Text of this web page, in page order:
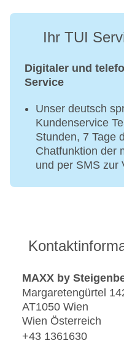
Ihr TUI
Digitaler und
Service
Unser deutsch
Kundenservice
Stunden, 7 Tage
Chatfunktion der
und per SMS zur
MAXX by
Margaretengürtel
AT1050 Wien
Wien Österreich
+43 1361630